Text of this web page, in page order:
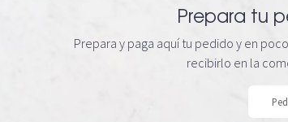
Prepara tu
Prepara y paga aquí tu pedido y en
recibirlo en la